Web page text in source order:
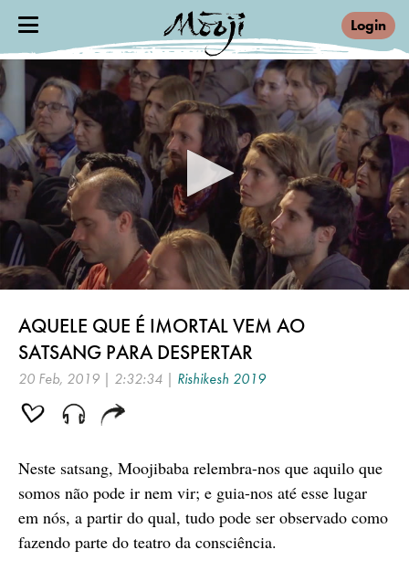
Login
hours,
minutes,
seconds
AQUELE QUE É IMORTAL VEM AO
SATSANG PARA DESPERTAR
20 Feb, 2019 | 2:32:34 | Rishikesh 2019
Neste satsang, Moojibaba relembra-nos que aquilo que
somos não pode ir nem vir; e guia-nos até esse lugar
em nós, a partir do qual, tudo pode ser observado como
fazendo parte do teatro da consciência.